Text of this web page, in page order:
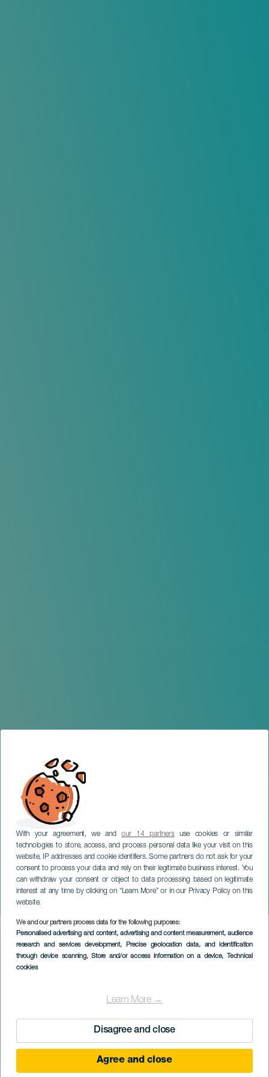
With your agreement, we andour 14 partnersuse cookies or similar
technologies to store, access, and process personal data like your visit on this
website, IP addresses and cookie identifiers. Some partners do not ask for your
consent to process your data and rely on their legitimate business interest. You
can withdraw your consent or object to data processing based on legitimate
interest at any time by clicking on “Learn More” or in our Privacy Policy on this
website.
We and our partners process data for the following purposes:
Personalised advertising and content, advertising and content measurement, audience
research and services development, Precise geolocation data, and identification
through device scanning, Store and/or access information on a device, Technical
cookies
Learn More →
Disagree and close
Agree and close
Moon: Federico García
Lorcan perintö
GRAN CANARIA
Imagen
Listado